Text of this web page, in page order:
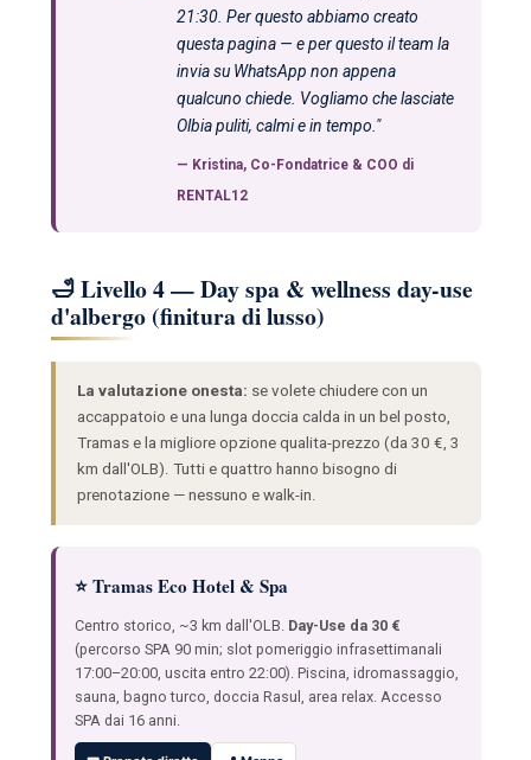
21:30. Per questo abbiamo creato
questa pagina — e per questo il team la
invia su WhatsApp non appena
qualcuno chiede. Vogliamo che lasciate
Olbia puliti, calmi e in tempo."
— Kristina, Co-Fondatrice & COO di
RENTAL12
🛁 Livello 4 — Day spa & wellness day-use
d'albergo (finitura di lusso)
La valutazione onesta: se volete chiudere con un
accappatoio e una lunga doccia calda in un bel posto,
Tramas e la migliore opzione qualita-prezzo (da 30 €, 3
km dall'OLB). Tutti e quattro hanno bisogno di
prenotazione — nessuno e walk-in.
⭐ Tramas Eco Hotel & Spa
Centro storico, ~3 km dall'OLB. Day-Use da 30 €
(percorso SPA 90 min; slot pomeriggio infrasettimanali
17:00–20:00, uscita entro 22:00). Piscina, idromassaggio,
sauna, bagno turco, doccia Rasul, area relax. Accesso
SPA dai 16 anni.